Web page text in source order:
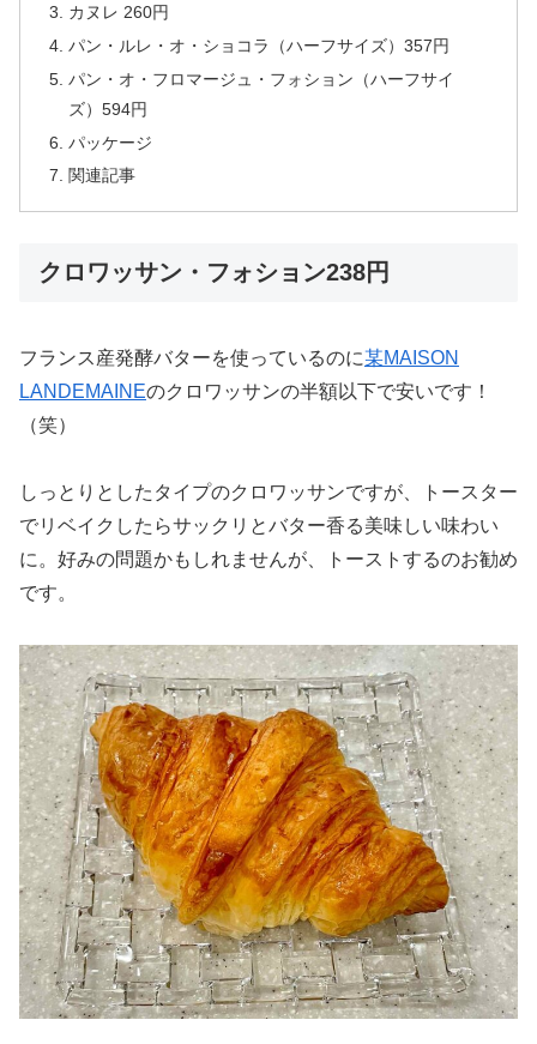
カヌレ 260円
パン・ルレ・オ・ショコラ（ハーフサイズ）357円
パン・オ・フロマージュ・フォション（ハーフサイ
ズ）594円
パッケージ
関連記事
クロワッサン・フォション238円
フランス産発酵バターを使っているのに某MAISON
LANDEMAINEのクロワッサンの半額以下で安いです！
（笑）
しっとりとしたタイプのクロワッサンですが、トースター
でリベイクしたらサックリとバター香る美味しい味わい
に。好みの問題かもしれませんが、トーストするのお勧め
です。